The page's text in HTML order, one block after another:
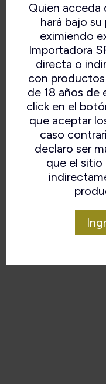
Quien acceda
hará bajo
eximiendo
Importadora
directa o
con
de 18 años de
click en el
que aceptar
caso
declaro ser
que el